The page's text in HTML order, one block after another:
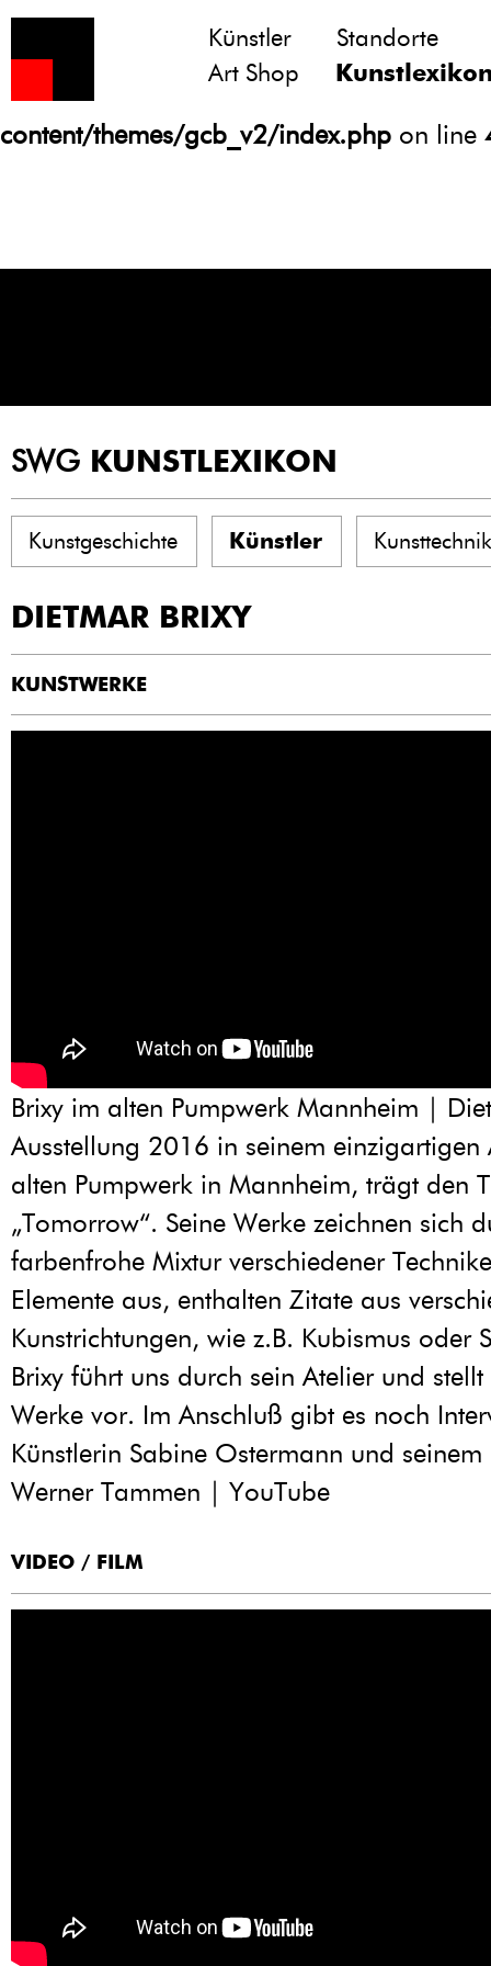
Notice
: Undefined variable: atts in
/homepages/21/d13550920/htdocs/
content/themes/gcb_v2/index.php on line
Künstler
Standorte
Art Shop
SWG KUNSTLEXIKON
Kunstgeschichte Künstler
DIETMAR BRIXY
KUNSTWERKE
Brixy im alten Pumpwerk Mannheim |
Ausstellung 2016 in seinem einzigartigen
alten Pumpwerk in Mannheim, trägt den
„Tomorrow“. Seine Werke zeichnen sich
farbenfrohe Mixtur verschiedener
Elemente aus, enthalten Zitate aus
Kunstrichtungen, wie z.B. Kubismus oder
Brixy führt uns durch sein Atelier und stellt
Werke vor. Im Anschluß gibt es noch
Künstlerin Sabine Ostermann und
Werner Tammen | YouTube
VIDEO / FILM